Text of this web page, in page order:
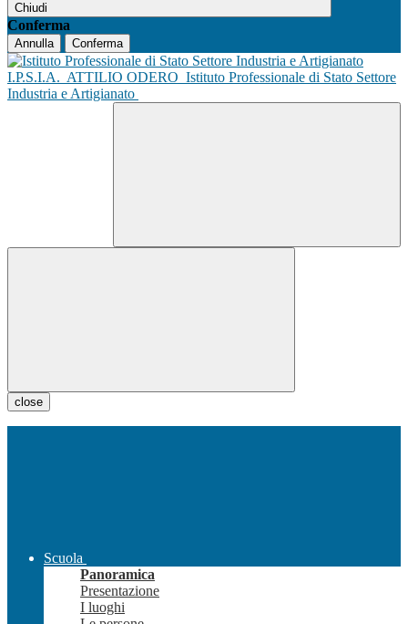
Chiudi
Conferma
Annulla Conferma
I.P.S.I.A. ATTILIO ODERO Istituto Professionale di Stato Settore
Industria e Artigianato
close
Scuola
Panoramica
Presentazione
I luoghi